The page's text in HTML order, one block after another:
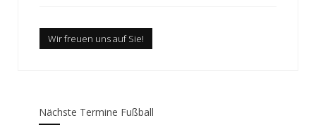
Wir freuen uns auf Sie!
Nächste Termine Fußball